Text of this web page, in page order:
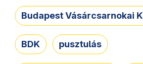
Budapest Vásárcsarnokai
BDK pusztulás